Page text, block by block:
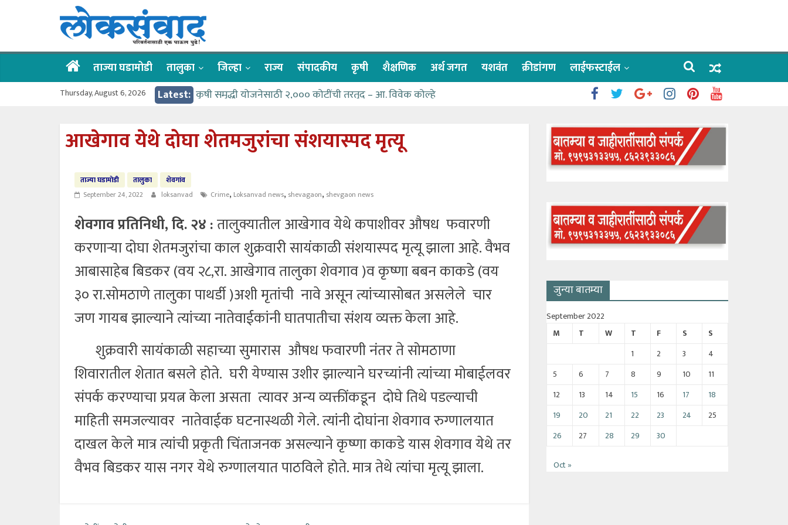
लोकसंवाद
ताज्या
घडामोडी
ताज्या घडामोडी तालुका जिल्हा राज्य संपादकीय कृषी शैक्षणिक अर्थ जगत यशवंत क्रीडांगण लाईफस्टाईल
Thursday, August 6, 2026 Latest: कृषी समृद्धी योजनेसाठी २,००० कोटींची तरतूद – आ. विवेक कोल्हे
गुरू पौर्णिमा उत्सवात देश-विदेशातील दिड लाखाहून अधिक भाविकांनी घेतले ओम गुरूदेव माऊलींचे दर्शन
वाहतूक कोंडीत अडकलेल्या नागरिकांना संजीवनी युवा प्रतिष्ठानचा मदतीचा हात
आखेगाव येथे दोघा शेतमजुरांचा संशयास्पद मृत्यू
ताज्या घडामोडी तालुका
शेवगांव
September 24, 2022
loksanvad Crime, Loksanvad news, shevagaon, shevgaon news
शेवगाव प्रतिनिधी, दि. २४ :तालुक्यातील आखेगाव येथे कपाशीवर औषध फवारणी
करणाऱ्या दोघा शेतमजुरांचा काल शुक्रवारी सायंकाळी संशयास्पद मृत्यू झाला आहे. वैभव
आबासाहेब बिडकर (वय २८,रा. आखेगाव तालुका शेवगाव )व कृष्णा बबन काकडे (वय
३० रा.सोमठाणे तालुका पाथर्डी )अशी मृतांची नावे असून त्यांच्यासोबत असलेले चार
जण गायब झाल्याने त्यांच्या नातेवाईकांनी घातपातीचा संशय व्यक्त केला आहे.
शुक्रवारी सायंकाळी सहाच्या सुमारास औषध फवारणी नंतर ते सोमठाणा
शिवारातील शेतात बसले होते. घरी येण्यास उशीर झाल्याने घरच्यांनी त्यांच्या मोबाईलवर
संपर्क करण्याचा प्रयत्न केला असता त्यावर अन्य व्यक्तींकडून दोघे तिथे पडल्याची
माहिती समजल्यावर नातेवाईक घटनास्थळी गेले. त्यांनी दोघांना शेवगाव रुग्णालयात
दाखल केले मात्र त्यांची प्रकृती चिंताजनक असल्याने कृष्णा काकडे यास शेवगाव येथे तर
वैभव बिडकर यास नगर येथे रुग्णालयात पाठविले होते. मात्र तेथे त्यांचा मृत्यू झाला.
जुन्या बातम्या
September 2022
M
T W T F S
S
1
2 3
4
5
6 7 8 9 10
11
12
13 14 15 16 17
18
19
20 21 22 23 24
25
26
27 28 29 30
Oct »